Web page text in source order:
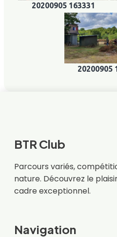
20200905 163331
20200905
BTR Club
Parcours variés,
nature. Découvrez le
cadre exceptionnel.
Navigation